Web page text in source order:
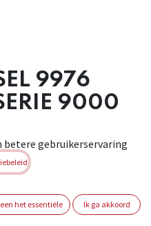
9976
9000
om verder te
betere gebruikerservaring
het essentiële Ik ga akkoord